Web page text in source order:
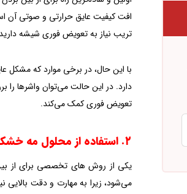
افت کیفیت عایق حرارتی و صوتی آن
تریب نیاز به تعویض فوری شیشه
با این حال، در برخی موارد که مشکل
دارد. در این حالت می‌توان واشرها را
تعویض فوری کمک می‌کند.
۲. استفاده از محلول مه خشک‌کن
یکی از روش های تخصصی برای از بین
می‌شود، زیرا به مهارت و دقت